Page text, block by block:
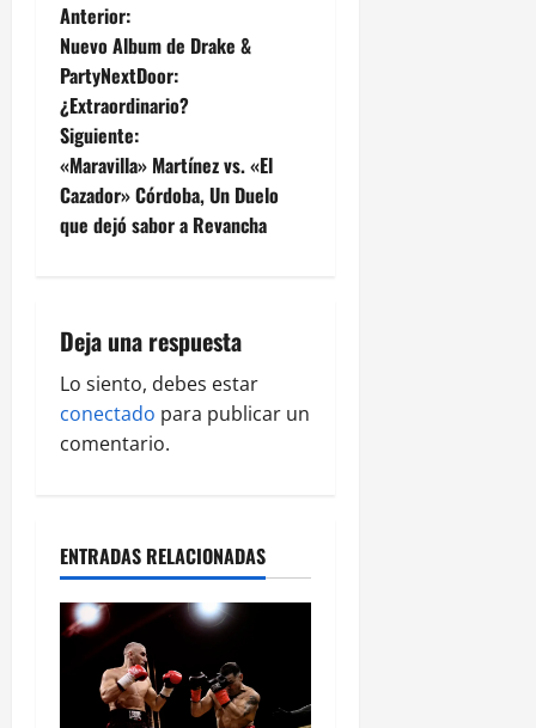
Anterior:
Nuevo Album de Drake &
PartyNextDoor:
¿Extraordinario?
Siguiente:
«Maravilla» Martínez vs. «El
Cazador» Córdoba, Un Duelo
que dejó sabor a Revancha
Deja una respuesta
Lo siento, debes estar
conectado para publicar un
comentario.
ENTRADAS RELACIONADAS